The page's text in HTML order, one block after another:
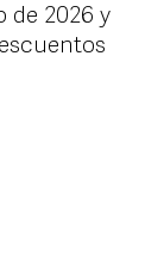
de 2026 y